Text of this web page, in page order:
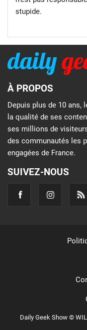
stupide.
À PROPOS
Depuis plus de 10 ans,
la qualité de ses
ses millions de
des communautés les
engagées de France.
SUIVEZ-NOUS
Daily Geek Show ©